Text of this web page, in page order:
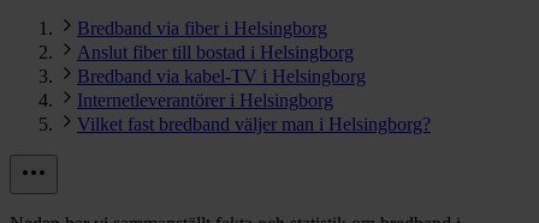
Bredband via fiber i Helsingborg
Anslut fiber till bostad i Helsingborg
Bredband via kabel-TV i Helsingborg
Internetleverantörer i Helsingborg
Vilket fast bredband väljer man i Helsingborg?